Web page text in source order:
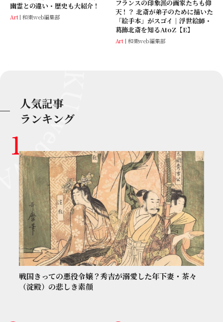
幽霊との違い・歴史も大紹介！
Art 和樂web編集部
フランスの印象派の画家たちも仰
天！？ 北斎が弟子のために描いた
「絵手本」がスゴイ│浮世絵師・
葛飾北斎を知るAtoZ【E】
Art 和樂web編集部
人気記事
ランキング
戦国きっての悪役令嬢？秀吉が溺愛した年下妻・茶々
（淀殿）の悲しき素顔